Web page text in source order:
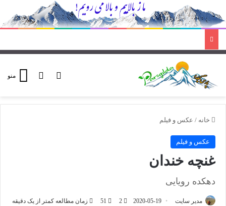
منوتغییر ورود
خانه / عکس و فیلم
عکس و فیلم
غنچه خندان
دهکده رویایی
مدیر سایت 2020-05-19
2
51 زمان مطالعه کمتر از یک دقیقه